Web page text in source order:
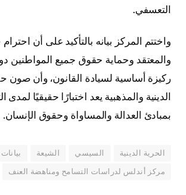
التعسفي.
واختتم المركز بيانه بالتأكيد على أن
والمعتقد وحماية حقوق جميع المواطنين
ركيزة أساسية لسيادة القانون، وأن صون
الدينية والمذهبية يعد اختبارًا حقيقيًا لمدى
بمبادئ العدالة والمساواة وحقوق الإنسان.
الحرية الدينية السيسي الشيعة بيانات
مركز أندلس لدراسات التسامح ومناهضة العنف